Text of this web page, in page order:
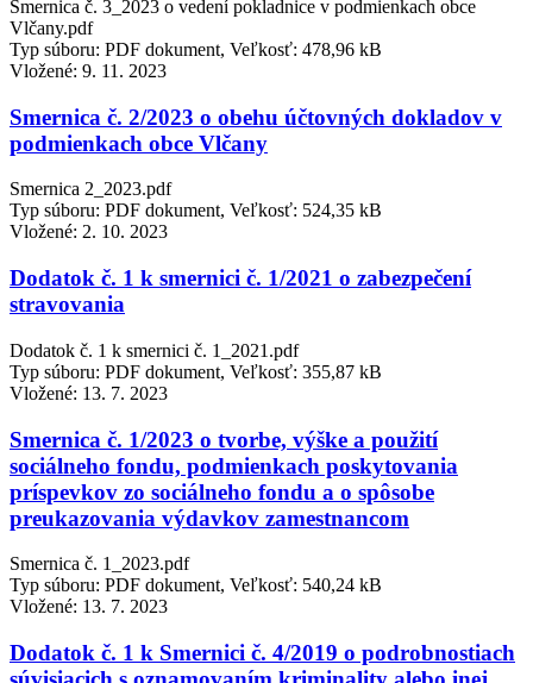
Smernica č. 3_2023 o vedení pokladnice v podmienkach obce
Vlčany.pdf
Typ súboru: PDF dokument, Veľkosť: 478,96 kB
Vložené: 9. 11. 2023
Smernica č. 2/2023 o obehu účtovných dokladov v
podmienkach obce Vlčany
Smernica 2_2023.pdf
Typ súboru: PDF dokument, Veľkosť: 524,35 kB
Vložené: 2. 10. 2023
Dodatok č. 1 k smernici č. 1/2021 o zabezpečení
stravovania
Dodatok č. 1 k smernici č. 1_2021.pdf
Typ súboru: PDF dokument, Veľkosť: 355,87 kB
Vložené: 13. 7. 2023
Smernica č. 1/2023 o tvorbe, výške a použití
sociálneho fondu, podmienkach poskytovania
príspevkov zo sociálneho fondu a o spôsobe
preukazovania výdavkov zamestnancom
Smernica č. 1_2023.pdf
Typ súboru: PDF dokument, Veľkosť: 540,24 kB
Vložené: 13. 7. 2023
Dodatok č. 1 k Smernici č. 4/2019 o podrobnostiach